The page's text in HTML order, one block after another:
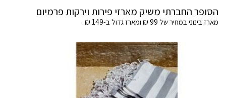
הסופר החברתי משיק מארזי פירות וירקות פרמיום
מארז בינוני במחיר של 99 ₪ ומארז גדול ב-149 ₪.